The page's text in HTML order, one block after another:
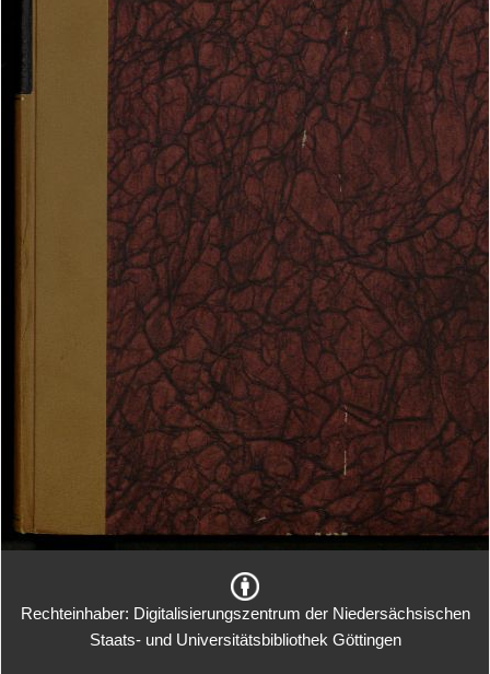
Rechteinhaber: Digitalisierungszentrum der Niedersächsischen
Staats- und Universitätsbibliothek Göttingen